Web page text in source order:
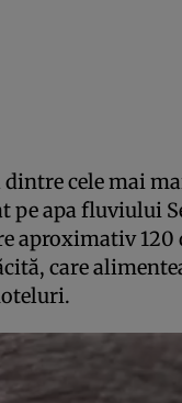
cele mai
pe apa fluviului
aproximativ
care